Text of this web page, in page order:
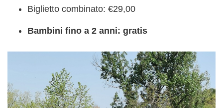
Biglietto combinato: €29,00
Bambini fino a 2 anni: gratis